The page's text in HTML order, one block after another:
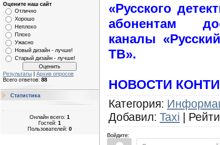
Оцените наш сайт
Отлично
Хорошо
Неплохо
Плохо
Ужасно
Новый дизайн - лучше!
Старый дизайн - лучше!
Результаты | Архив опросов
Всего ответов: 88
Статистика
Онлайн всего: 1
Гостей: 1
Пользователей: 0
«Русского
абонентам
каналы
ТВ».
НОВОСТИ
Категория:
Добавил: Taxi |
Войдите: